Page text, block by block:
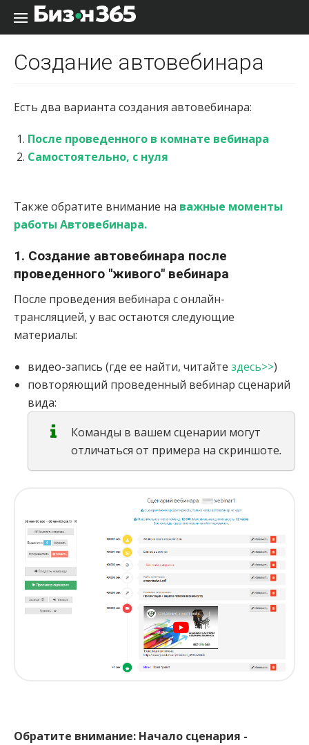
Перейти к содержанию
Создание автовебинара
Есть два варианта создания автовебинара:
После проведенного в комнате вебинара
Самостоятельно, с нуля
Также обратите внимание на важные моменты
работы Автовебинара.
1. Создание автовебинара после
проведенного "живого" вебинара
После проведения вебинара с онлайн-
трансляцией, у вас остаются следующие
материалы:
видео-запись (где ее найти, читайте здесь>>)
повторяющий проведенный вебинар сценарий
вида:
Команды в вашем сценарии могут
отличаться от примера на скриншоте.
Обратите внимание: Начало сценария -